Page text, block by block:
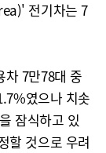
전기차는 7
차 7만78대 중
였으나 치솟
잠식하고 있
할 것으로 우려